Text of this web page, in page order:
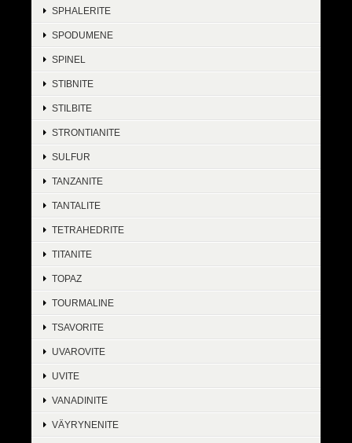
SPHALERITE
SPODUMENE
SPINEL
STIBNITE
STILBITE
STRONTIANITE
SULFUR
TANZANITE
TANTALITE
TETRAHEDRITE
TITANITE
TOPAZ
TOURMALINE
TSAVORITE
UVAROVITE
UVITE
VANADINITE
VÄYRYNENITE